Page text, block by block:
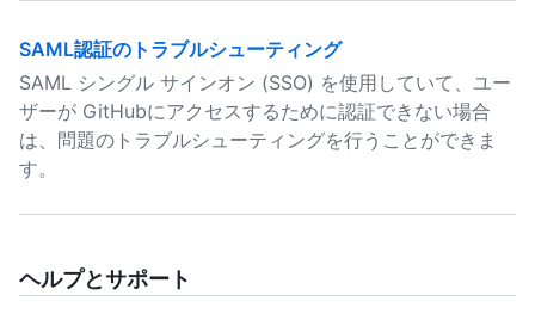
SAML認証のトラブルシューティング
SAML シングル サインオン (SSO) を使用していて、ユー
ザーが GitHubにアクセスするために認証できない場合
は、問題のトラブルシューティングを行うことができま
す。
ヘルプとサポート